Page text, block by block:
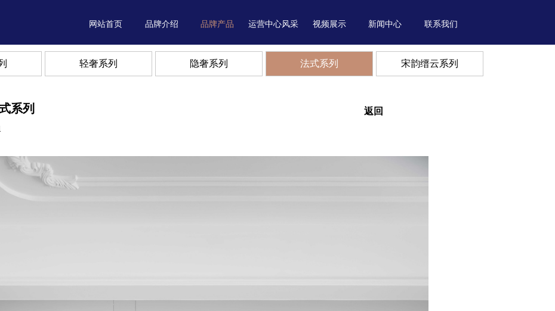
网站首页 品牌介绍 品牌产品 运营中心风采 视频展示 新闻中心 联系我们
轻奢系列 隐奢系列 法式系列 宋韵缙云系列
系列 返回